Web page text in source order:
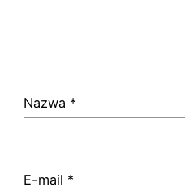
Nazwa *
E-mail *